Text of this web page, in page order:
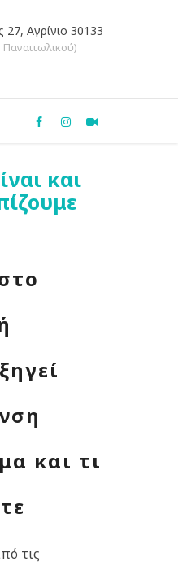
27, Αγρίνιο 30133
Παναιτωλικού)
και
και τι
τις